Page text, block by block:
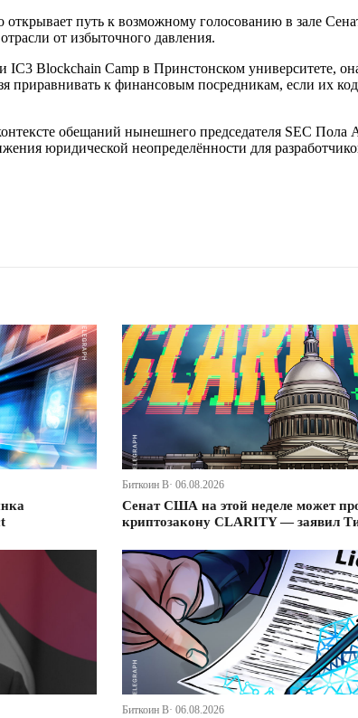
путь к возможному голосованию в зале
от избыточного давления.
Blockchain Camp в Принстонском университете,
приравнивать к финансовым посредникам, если их код
обещаний нынешнего председателя SEC Пола
юридической неопределённости для
Биткоин В· 06.08.2026
Сенат США на этой неделе может
криптозакону CLARITY — заявил
Биткоин В· 06.08.2026